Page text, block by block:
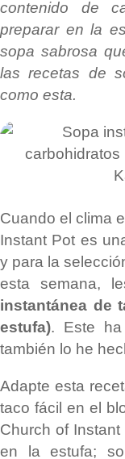
contenido de
preparar en la
sopa sabrosa
las recetas de
como esta.
Cuando el clima
Instant Pot es
y para la
esta semana,
instantánea de
estufa). Este
también lo he
Adapte esta
taco fácil en el
Church of
en la estufa;